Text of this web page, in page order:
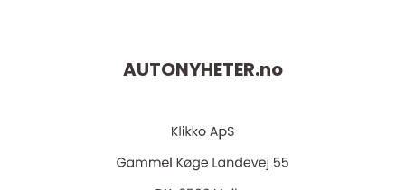
AUTONYHETER.no